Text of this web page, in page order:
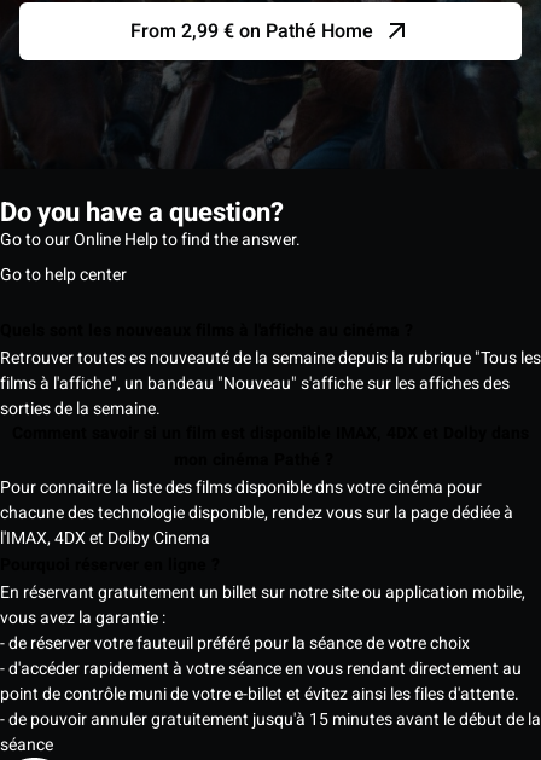
From 2,99 € on Pathé Home
Do you have a question?
Go to our Online Help to find the answer.
Go to help center
Retrouver toutes es nouveauté de la semaine depuis la rubrique "Tous les
films à l'affiche", un bandeau "Nouveau" s'affiche sur les affiches des
sorties de la semaine.
Pour connaitre la liste des films disponible dns votre cinéma pour
chacune des technologie disponible, rendez vous sur la page dédiée à
l'IMAX, 4DX et Dolby Cinema
En réservant gratuitement un billet sur notre site ou application mobile,
vous avez la garantie :
- de réserver votre fauteuil préféré pour la séance de votre choix
- d'accéder rapidement à votre séance en vous rendant directement au
point de contrôle muni de votre e-billet et évitez ainsi les files d'attente.
- de pouvoir annuler gratuitement jusqu'à 15 minutes avant le début de la
séance